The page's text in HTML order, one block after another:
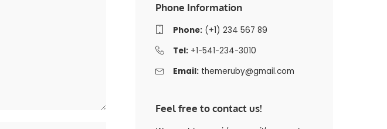
Phone Information
Phone:(+1) 234 567 89
Tel:+1-541-234-3010
Email: themeruby@gmail.com
Feel free to contact us!